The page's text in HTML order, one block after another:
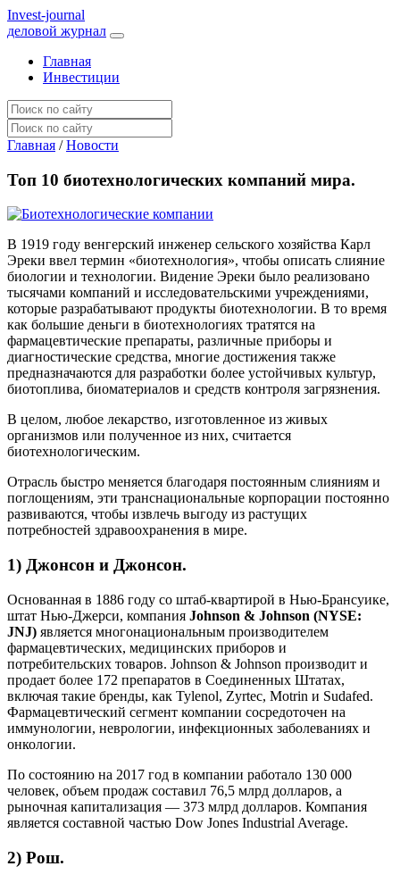
Invest-journal
деловой журнал
Главная
Инвестиции
Главная / Новости
Топ 10 биотехнологических компаний мира.
В 1919 году венгерский инженер сельского хозяйства Карл
Эреки ввел термин «биотехнология», чтобы описать слияние
биологии и технологии. Видение Эреки было реализовано
тысячами компаний и исследовательскими учреждениями,
которые разрабатывают продукты биотехнологии. В то время
как большие деньги в биотехнологиях тратятся на
фармацевтические препараты, различные приборы и
диагностические средства, многие достижения также
предназначаются для разработки более устойчивых культур,
биотоплива, биоматериалов и средств контроля загрязнения.
В целом, любое лекарство, изготовленное из живых
организмов или полученное из них, считается
биотехнологическим.
Отрасль быстро меняется благодаря постоянным слияниям и
поглощениям, эти транснациональные корпорации постоянно
развиваются, чтобы извлечь выгоду из растущих
потребностей здравоохранения в мире.
1) Джонсон и Джонсон.
Основанная в 1886 году со штаб-квартирой в Нью-Брансуике,
штат Нью-Джерси, компания Johnson & Johnson (NYSE:
JNJ) является многонациональным производителем
фармацевтических, медицинских приборов и
потребительских товаров. Johnson & Johnson производит и
продает более 172 препаратов в Соединенных Штатах,
включая такие бренды, как Tylenol, Zyrtec, Motrin и Sudafed.
Фармацевтический сегмент компании сосредоточен на
иммунологии, неврологии, инфекционных заболеваниях и
онкологии.
По состоянию на 2017 год в компании работало 130 000
человек, объем продаж составил 76,5 млрд долларов, а
рыночная капитализация — 373 млрд долларов. Компания
является составной частью Dow Jones Industrial Average.
2) Рош.